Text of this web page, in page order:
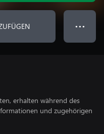
● ● ●
erhalten während des
und zugehörigen